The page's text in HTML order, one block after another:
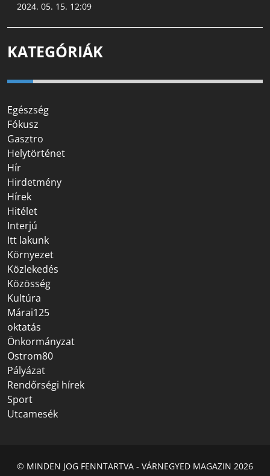
2024. 05. 15. 12:09
KATEGÓRIÁK
Egészség
Fókusz
Gasztro
Helytörténet
Hír
Hirdetmény
Hírek
Hitélet
Interjú
Itt lakunk
Környezet
Közlekedés
Közösség
Kultúra
Márai125
oktatás
Önkormányzat
Ostrom80
Pályázat
Rendőrségi hírek
Sport
Utcamesék
© MINDEN JOG FENNTARTVA - VÁRNEGYED MAGAZIN 2026